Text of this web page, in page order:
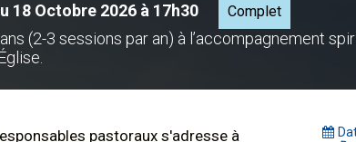
18 Octobre 2026 à 17h30 Complet
(2-3 sessions par an) à l’accompagnement
pastoraux s'adresse à